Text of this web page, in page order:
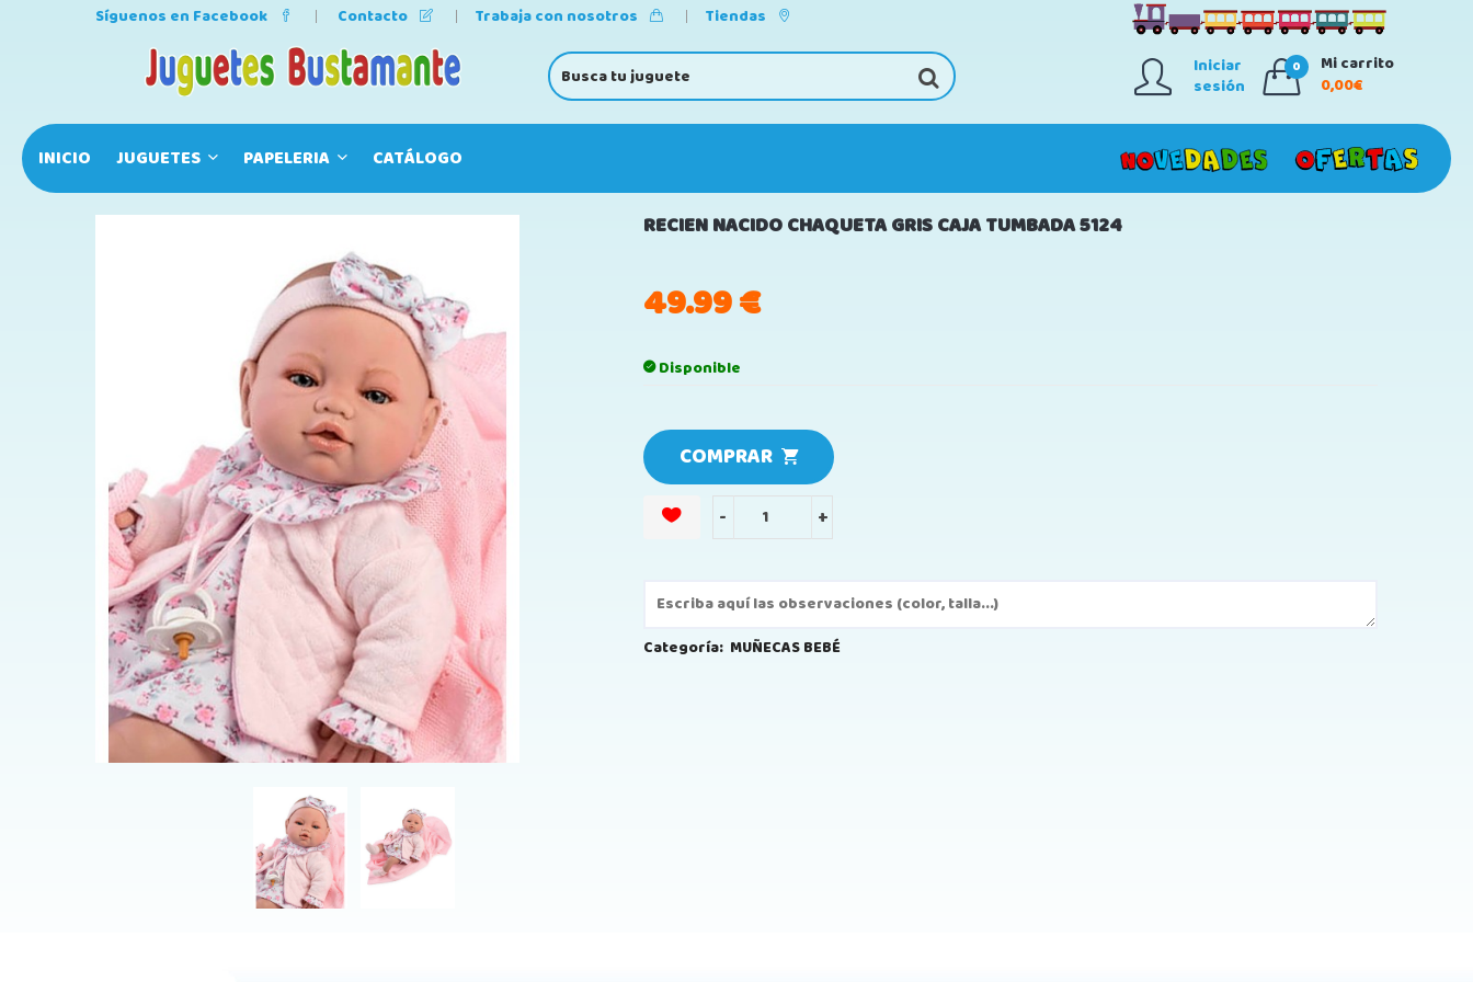
Síguenos en Facebook Contacto Trabaja con nosotros Tiendas
Iniciar
sesión
0
Mi carrito
0,00€
INICIO JUGUETES PAPELERIA CATÁLOGO
RECIEN NACIDO CHAQUETA GRIS CAJA TUMBADA 5124
49.99€
Disponible
COMPRAR
- +
Categoría: MUÑECAS BEBÉ